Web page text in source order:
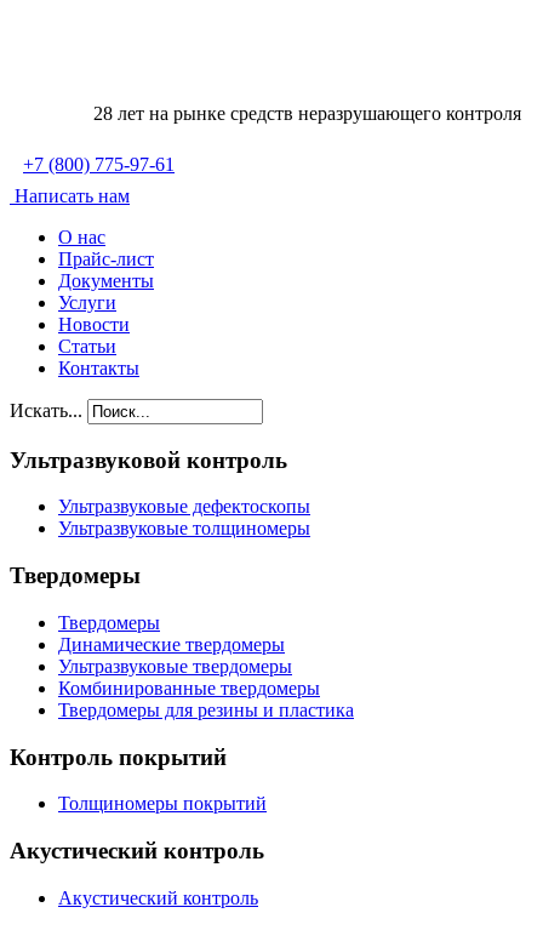
28 лет на рынке средств неразрушающего контроля
+7 (800) 775-97-61
Написать нам
О нас
Прайс-лист
Документы
Услуги
Новости
Статьи
Контакты
Искать...
Ультразвуковой контроль
Ультразвуковые дефектоскопы
Ультразвуковые толщиномеры
Твердомеры
Твердомеры
Динамические твердомеры
Ультразвуковые твердомеры
Комбинированные твердомеры
Твердомеры для резины и пластика
Контроль покрытий
Толщиномеры покрытий
Акустический контроль
Акустический контроль